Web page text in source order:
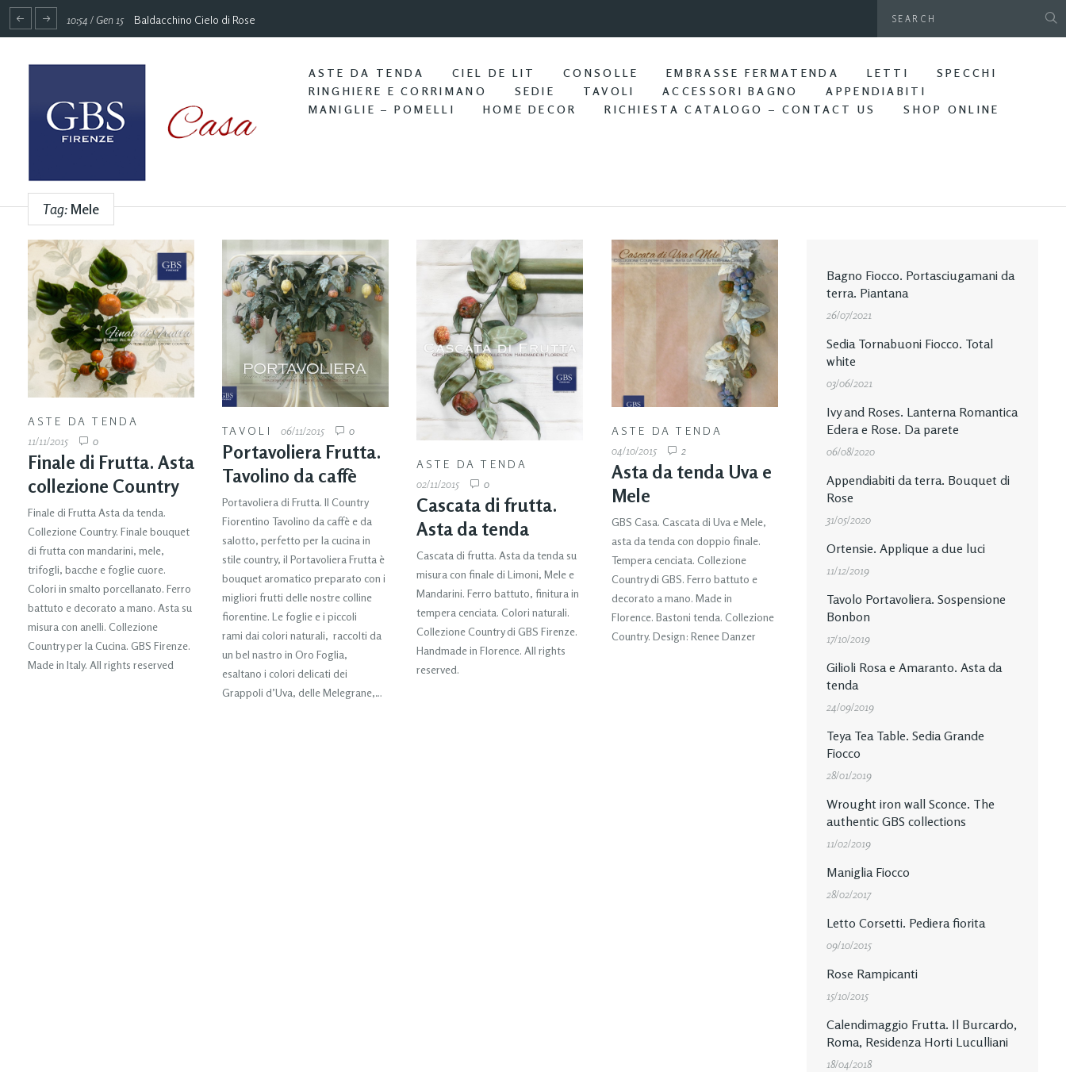
10:54 / Gen 15 Baldacchino Cielo di Rose
ASTE DA TENDA CIEL DE LIT CONSOLLE EMBRASSE FERMATENDA LETTI
SPECCHI
RINGHIERE E CORRIMANO
SEDIE TAVOLI ACCESSORI BAGNO
APPENDIABITI
MANIGLIE – POMELLI
HOME DECOR RICHIESTA CATALOGO – CONTACT US SHOP ONLINE
Tag:Mele
ASTE DA TENDA
11/11/2015
0
Finale di Frutta. Asta
collezione Country
Finale di Frutta Asta da tenda.
Collezione Country. Finale bouquet
di frutta con mandarini, mele,
trifogli, bacche e foglie cuore.
Colori in smalto porcellanato. Ferro
battuto e decorato a mano. Asta su
misura con anelli. Collezione
Country per la Cucina. GBS Firenze.
Made in Italy. All rights reserved
TAVOLI 06/11/2015 0
Portavoliera Frutta.
Tavolino da caffè
Portavoliera di Frutta. Il Country
Fiorentino Tavolino da caffè e da
salotto, perfetto per la cucina in
stile country, il Portavoliera Frutta è
bouquet aromatico preparato con i
migliori frutti delle nostre colline
fiorentine. Le foglie e i piccoli
rami dai colori naturali, raccolti da
un bel nastro in Oro Foglia,
esaltano i colori delicati dei
Grappoli d’Uva, delle Melegrane,…
ASTE DA TENDA
02/11/2015
0
Cascata di frutta.
Asta da tenda
Cascata di frutta. Asta da tenda su
misura con finale di Limoni, Mele e
Mandarini. Ferro battuto, finitura in
tempera cenciata. Colori naturali.
Collezione Country di GBS Firenze.
Handmade in Florence. All rights
reserved.
ASTE DA TENDA
04/10/2015
2
Asta da tenda Uva e
Mele
GBS Casa. Cascata di Uva e Mele,
asta da tenda con doppio finale.
Tempera cenciata. Collezione
Country di GBS. Ferro battuto e
decorato a mano. Made in
Florence. Bastoni tenda. Collezione
Country. Design: Renee Danzer
Bagno Fiocco. Portasciugamani da
terra. Piantana
26/07/2021
Sedia Tornabuoni Fiocco. Total
white
03/06/2021
Ivy and Roses. Lanterna Romantica
Edera e Rose. Da parete
06/08/2020
Appendiabiti da terra. Bouquet di
Rose
31/05/2020
Ortensie. Applique a due luci
11/12/2019
Tavolo Portavoliera. Sospensione
Bonbon
17/10/2019
Gilioli Rosa e Amaranto. Asta da
tenda
24/09/2019
Teya Tea Table. Sedia Grande
Fiocco
28/01/2019
Wrought iron wall Sconce. The
authentic GBS collections
11/02/2019
Maniglia Fiocco
28/02/2017
Letto Corsetti. Pediera fiorita
09/10/2015
Rose Rampicanti
15/10/2015
Calendimaggio Frutta. Il Burcardo,
Roma, Residenza Horti Luculliani
18/04/2018